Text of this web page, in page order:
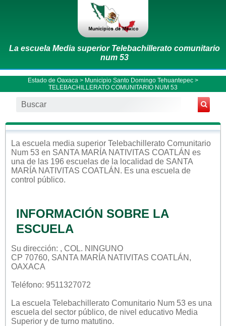
La escuela Media superior Telebachillerato comunitario
num 53
Estado de Oaxaca > Municipio Santo Domingo Tehuantepec >
TELEBACHILLERATO COMUNITARIO NUM 53
La escuela media superior Telebachillerato Comunitario
Num 53 en SANTA MARÍA NATIVITAS COATLÁN es
una de las 196 escuelas de la localidad de SANTA
MARÍA NATIVITAS COATLÁN . Es una escuela de
control público.
INFORMACIÓN SOBRE LA
ESCUELA
Su dirección: , COL. NINGUNO
CP 70760, SANTA MARÍA NATIVITAS COATLÁN,
OAXACA
Teléfono: 9511327072
La escuela Telebachillerato Comunitario Num 53 es una
escuela del sector público, de nivel educativo Media
Superior y de turno matutino.